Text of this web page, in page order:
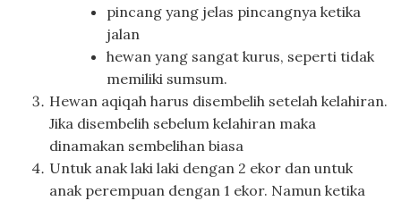
pincang yang jelas pincangnya ketika
jalan
hewan yang sangat kurus, seperti tidak
memiliki sumsum.
Hewan aqiqah harus disembelih setelah kelahiran.
Jika disembelih sebelum kelahiran maka
dinamakan sembelihan biasa
Untuk anak laki laki dengan 2 ekor dan untuk
anak perempuan dengan 1 ekor. Namun ketika